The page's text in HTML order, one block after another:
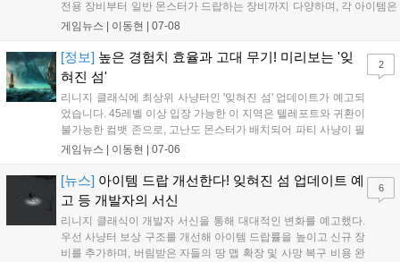
전용 장비부터 일반 몬스터가 드랍하는 장비까지 다양하며, 각 아이템은
고유의 능력치와 옵션을 지닙니다. 특히 사이하의 활은 무형 화살 기능
갖춘 기사 최상위 무기로 평가받습니다. 돌 장갑은 높은 방어력과 대미
지 감소 효과를 제공하지만 무게가 무겁다는 단점이 있습니다. 일부 무
기의 마법 발동 효과는 현재 툴팁에 표기되지 않아 실제 획득 후 확인이
필요합니다....
게임뉴스 | 이동현 07-08
[정보] 높은 경험치 효율과 고대 무기! 미리보는 '잊
혀진 섬'
리니지 클래식에 최상위 사냥터인 '잊혀진 섬' 업데이트가 예고되
었습니다. 45레벨 이상 입장 가능한 이 지역은 텔레포트와 귀환이
불가능한 컴뱃 존으로, 고난도 몬스터가 배치되어 파티 사냥이 필
수적입니다. 섬 내부에서는 봉인된 무기와 고대의 주문서를 조합
있습니다. 다만 높은 난이도와 폐쇄적인 환경으로 인해 초기에는
상위 세력 간의 이권 다툼이 치열할 것으로 보이며, 구체적인 업
데이트 일정은 추후 공개될 예정입니다....
게임뉴스 | 이동현 07-06
2
[뉴스] 아이템 드랍 개선한다! 잊혀진 섬 업데이트 예
고 등 개발자의 서신
리니지 클래식이 개발자 서신을 통해 대대적인 변화를 예고했다.
우선 사냥터 보상 구조를 개선해 아이템 드랍률을 높이고 신규 장
비를 추가하며, 버림받은 자들의 땅 맵 확장 및 사망 복구 비용 완
6